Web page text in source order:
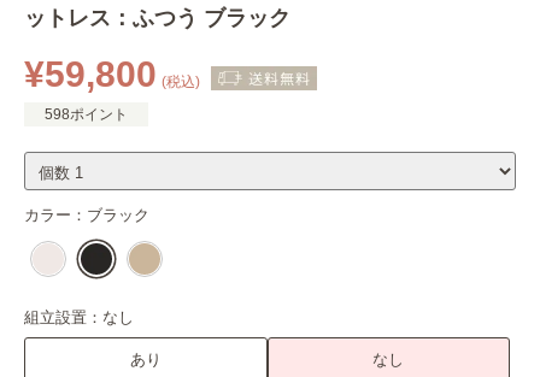
ットレス：ふつう ブラック
¥59,800 (税込)
598ポイント
カラー： ブラック
組立設置： なし
あり なし